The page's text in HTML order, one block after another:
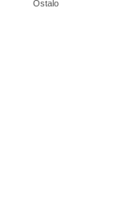
Ostalo